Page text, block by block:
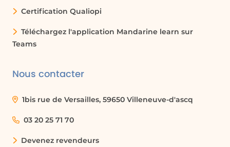
Certification Qualiopi
Téléchargez l'application Mandarine learn sur
Teams
Nous contacter
1bis rue de Versailles, 59650 Villeneuve-d'ascq
03 20 25 71 70
Devenez revendeurs